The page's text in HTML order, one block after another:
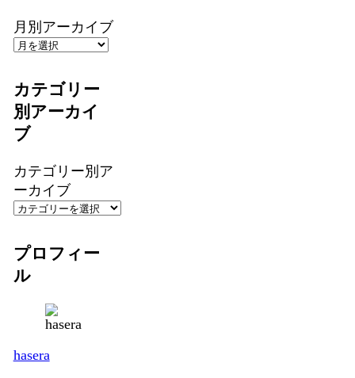
月別アーカイブ
カテゴリー
別アーカイ
ブ
カテゴリー別ア
ーカイブ
プロフィー
ル
hasera